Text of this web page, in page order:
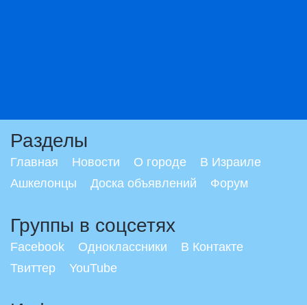
Разделы
Главная Новости О городе
В Израиле
Ашкелонцы
Доска объявлений Форум
Группы в соцсетях
Facebook Одноклассники
В Контакте
Твиттер
YouTube